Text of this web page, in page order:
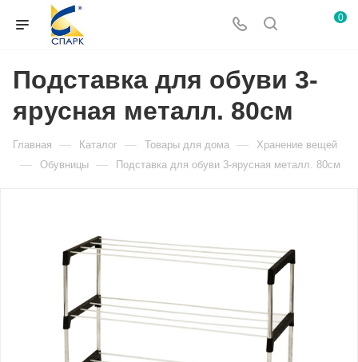
0
Подставка для обуви 3-
ярусная металл. 80см
Главная — Каталог — Товары для дома — Хранение вещей
— Обувницы — Подставка для обуви 3-ярусная металл. 80см